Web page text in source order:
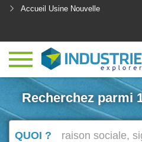
Accueil Usine Nouvelle
Recherchez parmi
QUOI ?